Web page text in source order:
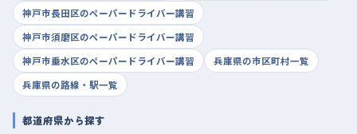
神戸市長田区のペーパードライバー講習
神戸市須磨区のペーパードライバー講習
神戸市垂水区のペーパードライバー講習
兵庫県の市区町村一覧
兵庫県の路線・駅一覧
都道府県から探す